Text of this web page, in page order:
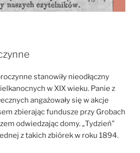
stanowiły nieodłączny
w XIX wieku. Panie z
angażowały się w akcje
zbierając fundusze przy Grobach
odwiedzając domy. „Tydzień”
z takich zbiórek w roku 1894.